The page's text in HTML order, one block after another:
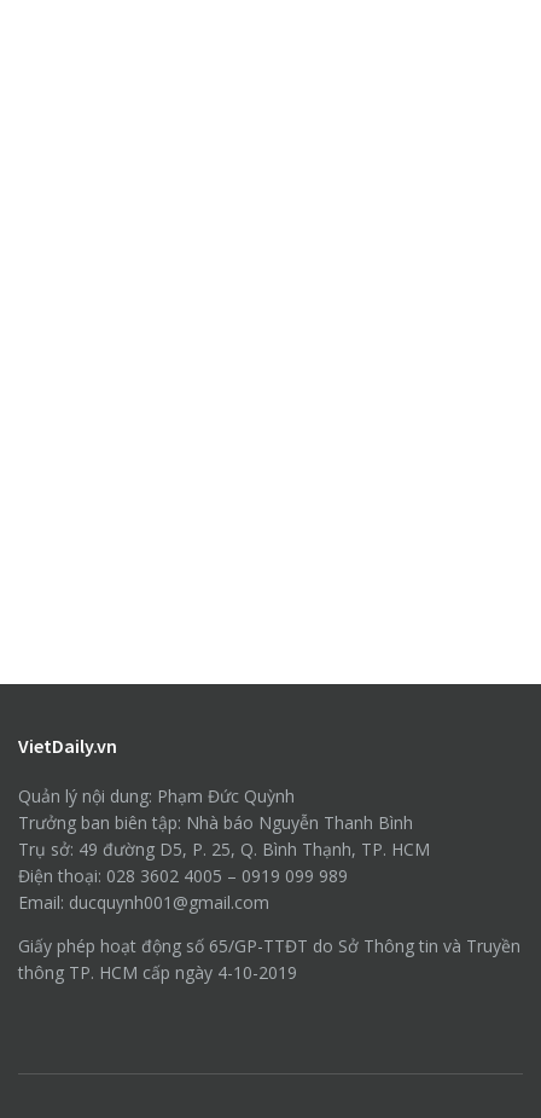
VietDaily.vn
Quản lý nội dung: Phạm Đức Quỳnh
Trưởng ban biên tập: Nhà báo Nguyễn Thanh Bình
Trụ sở: 49 đường D5, P. 25, Q. Bình Thạnh, TP. HCM
Điện thoại: 028 3602 4005 – 0919 099 989
Email: ducquynh001@gmail.com
Giấy phép hoạt động số 65/GP-TTĐT do Sở Thông tin và Truyền
thông TP. HCM cấp ngày 4-10-2019